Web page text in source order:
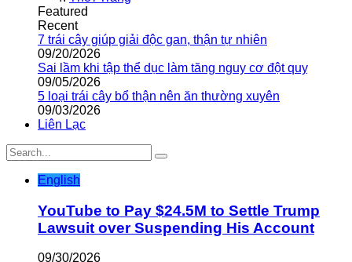
Featured
Recent
7 trái cây giúp giải độc gan, thận tự nhiên
09/20/2026
Sai lầm khi tập thể dục làm tăng nguy cơ đột quỵ
09/05/2026
5 loại trái cây bổ thận nên ăn thường xuyên
09/03/2026
Liên Lạc
English
YouTube to Pay $24.5M to Settle Trump
Lawsuit over Suspending His Account
09/30/2026